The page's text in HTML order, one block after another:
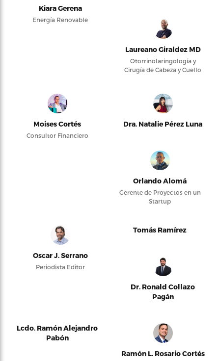
Kiara Gerena
Energía Renovable
Laureano Giraldez MD
Otorrinolaringología y
Cirugía de Cabeza y Cuello
Moises Cortés
Consultor Financiero
Dra. Natalie Pérez Luna
Orlando Alomá
Gerente de Proyectos en un
Startup
Oscar J. Serrano
Periodista Editor
Tomás Ramírez
Dr. Ronald Collazo
Pagán
Lcdo. Ramón Alejandro
Pabón
Ramón L. Rosario Cortés